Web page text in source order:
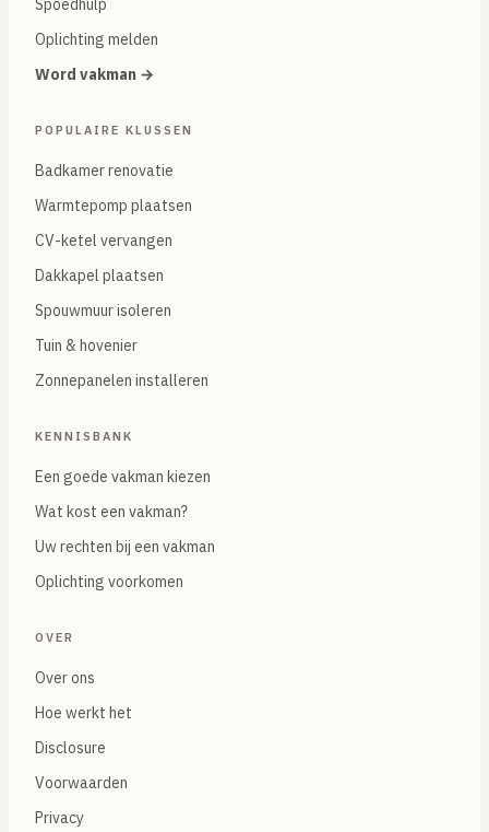
Spoedhulp
Oplichting melden
Word vakman →
POPULAIRE KLUSSEN
Badkamer renovatie
Warmtepomp plaatsen
CV-ketel vervangen
Dakkapel plaatsen
Spouwmuur isoleren
Tuin & hovenier
Zonnepanelen installeren
KENNISBANK
Een goede vakman kiezen
Wat kost een vakman?
Uw rechten bij een vakman
Oplichting voorkomen
OVER
Over ons
Hoe werkt het
Disclosure
Voorwaarden
Privacy